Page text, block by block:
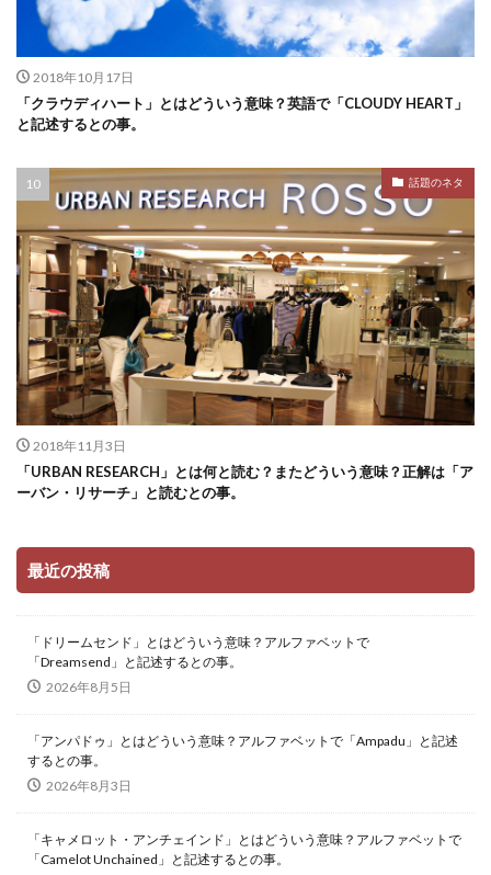
2018年10月17日
「クラウディハート」とはどういう意味？英語で「CLOUDY HEART」
と記述するとの事。
話題のネタ
2018年11月3日
「URBAN RESEARCH」とは何と読む？またどういう意味？正解は「ア
ーバン・リサーチ」と読むとの事。
最近の投稿
「ドリームセンド」とはどういう意味？アルファベットで
「Dreamsend」と記述するとの事。
2026年8月5日
「アンパドゥ」とはどういう意味？アルファベットで「Ampadu」と記述
するとの事。
2026年8月3日
「キャメロット・アンチェインド」とはどういう意味？アルファベットで
「Camelot Unchained」と記述するとの事。